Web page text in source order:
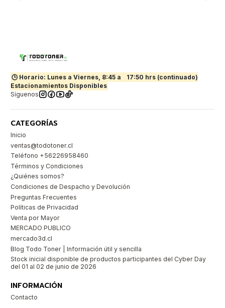
🕒 Horario: Lunes a Viernes, 8:45 a
17:50 hrs (continuado)
Estacionamientos Disponibles
Síguenos
CATEGORÍAS
Inicio
ventas@todotoner.cl
Teléfono +56226958460
Términos y Condiciones
¿Quiénes somos?
Condiciones de Despacho y Devolución
Preguntas Frecuentes
Políticas de Privacidad
Venta por Mayor
MERCADO PUBLICO
mercado3d.cl
Blog Todo Toner | Información útil y sencilla
Stock inicial disponible de productos participantes del Cyber Day
del 01 al 02 de junio de 2026
INFORMACIÓN
Contacto